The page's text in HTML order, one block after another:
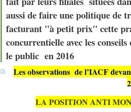
aussi de faire une politique de
facturant "à petit prix" cette
concurrentielleavec les
le public en 2016
Les observations de l’IACF
LA POSITION ANTI